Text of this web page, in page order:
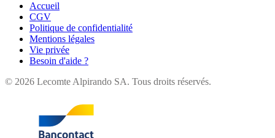
Accueil
CGV
Politique de confidentialité
Mentions légales
Vie privée
Besoin d'aide ?
© 2026 Lecomte Alpirando SA. Tous droits réservés.